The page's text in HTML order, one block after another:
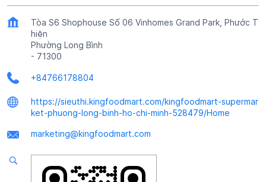
Tòa S6 Shophouse Số 06 Vinhomes Grand Park, Phước T
hiện
Phường Long Bình
- 71300
+84766178804
https://sieuthi.kingfoodmart.com/kingfoodmart-supermar
ket-phuong-long-binh-ho-chi-minh-528479/Home
marketing@kingfoodmart.com